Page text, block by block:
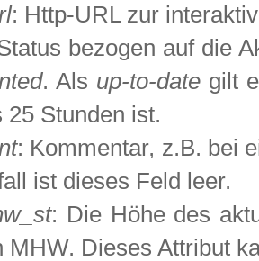
: Http-URL zur
bezogen auf die
. Als up-to-date gilt
25 Stunden ist.
: Kommentar, z.B. bei
ist dieses Feld leer.
: Die Höhe des
MHW. Dieses Attribut